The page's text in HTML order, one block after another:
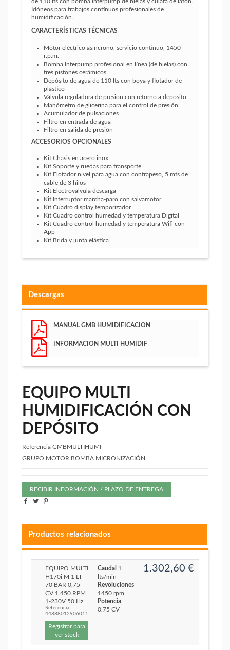
Idóneos para trabajos contínuos profesionales de
humidificación.
CARACTERÍSTICAS TÉCNICAS
Motor eléctrico asíncrono, servicio continuo, 1450
r.p.m.
Bomba Interpump profesional en línea (de bielas) con
tres pistones cerámicos
Depósito de agua de 110 lts con boya y flotador de
plástico
Válvula reguladora de presión con retorno a depósito
Manómetro de glicerina para el control de presión
Acumulador de pulsaciones
Filtro en entrada de agua
Filtro en salida de presión
ACCESORIOS OPCIONALES
Kit Chasis en acero inox
Kit Soporte y ruedas para transporte
Kit Flotador nivel para agua con contrapeso, 5 mts de
cable de 3 hilos
Kit Electroválvula descarga
Kit Interruptor marcha-paro con salvamotor
Kit Cuadro display temporizador
Kit Cuadro control humedad y temperatura Digital
Kit Cuadro control humedad y temperatura Wifi con
App
Kit Brida y junta elástica
Descargas
MANUAL GMB HUMIDIFICACION
INFORMACION MULTI HUMIDIF
EQUIPO MULTI
HUMIDIFICACIÓN CON
DEPÓSITO
Referencia GMBMULTIHUMI
GRUPO MOTOR BOMBA MICRONIZACIÓN
RECIBIR INFORMACIÓN / PLAZO DE ENTREGA
Productos relacionados
EQUIPO MULTI
H170i M 1 LT
70 BAR 0,75
CV 1.450 RPM
1-230V 50 Hz
Referencia:
44888012906011
Registrar para
ver stock
Caudal 1
lts/min
Revoluciones
1450 rpm
Potencia
0.75 CV
1.302,60 €